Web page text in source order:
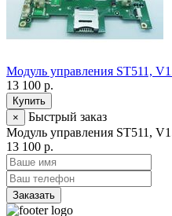
Модуль управления ST511,
13 100 р.
Купить
×
Быстрый заказ
Модуль управления ST511,
13 100 р.
Заказать